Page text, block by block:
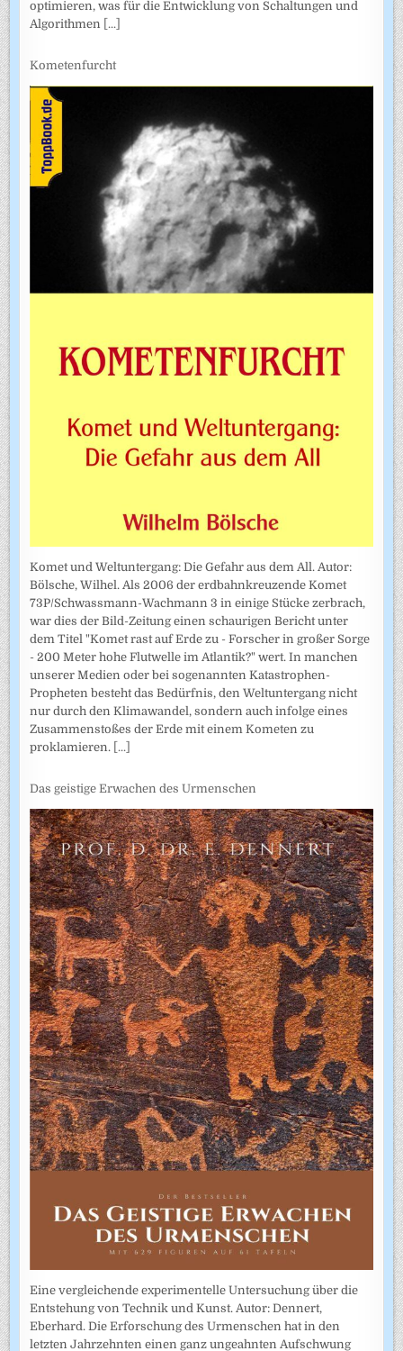
optimieren, was für die Entwicklung von Schaltungen und
Algorithmen [...]
Kometenfurcht
Komet und Weltuntergang: Die Gefahr aus dem All. Autor:
Bölsche, Wilhel. Als 2006 der erdbahnkreuzende Komet
73P/Schwassmann-Wachmann 3 in einige Stücke zerbrach,
war dies der Bild-Zeitung einen schaurigen Bericht unter
dem Titel "Komet rast auf Erde zu - Forscher in großer Sorge
- 200 Meter hohe Flutwelle im Atlantik?" wert. In manchen
unserer Medien oder bei sogenannten Katastrophen-
Propheten besteht das Bedürfnis, den Weltuntergang nicht
nur durch den Klimawandel, sondern auch infolge eines
Zusammenstoßes der Erde mit einem Kometen zu
proklamieren. [...]
Das geistige Erwachen des Urmenschen
Eine vergleichende experimentelle Untersuchung über die
Entstehung von Technik und Kunst. Autor: Dennert,
Eberhard. Die Erforschung des Urmenschen hat in den
letzten Jahrzehnten einen ganz ungeahnten Aufschwung